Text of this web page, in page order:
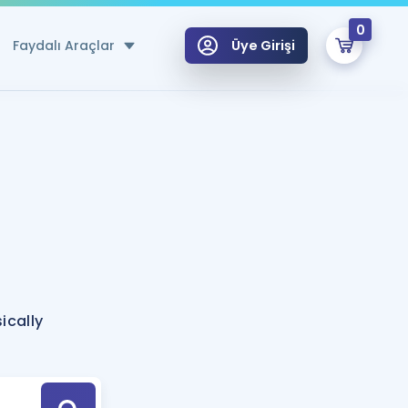
Faydalı Araçlar
Hesaplama Aracı
için Öneriler
Tek Takvimde
Üye Girişi
0
Hoca ile seni sınava hazırlayacak onlarca eğitim seni bekliyor!